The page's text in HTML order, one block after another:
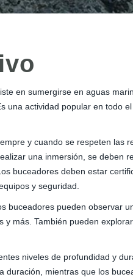
en sumergirse en aguas
una actividad popular en todo
y cuando se respeten las
una inmersión, se deben
buceadores deben estar
y seguridad.
buceadores pueden observar
más. También pueden
niveles de profundidad y
duración, mientras que los